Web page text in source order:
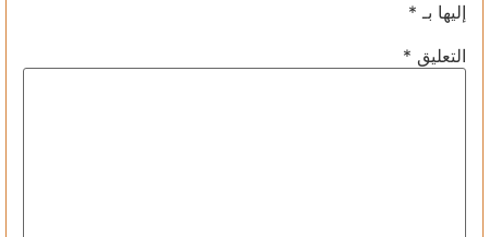
إليها بـ *
التعليق *